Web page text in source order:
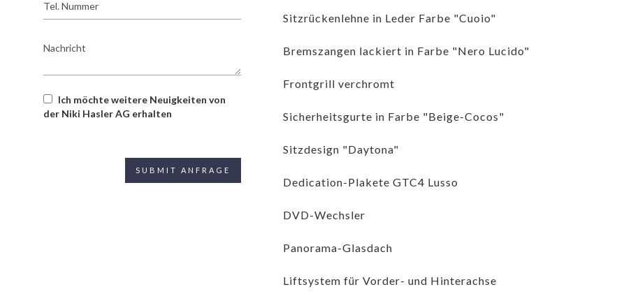
Nummer
Ich möchte weitere Neuigkeiten von
der Niki Hasler AG erhalten
Sitzrückenlehne in Leder Farbe "Cuoio"
Bremszangen lackiert in Farbe "Nero Lucido"
Frontgrill verchromt
Sicherheitsgurte in Farbe "Beige-Cocos"
Sitzdesign "Daytona"
Dedication-Plakete GTC4 Lusso
DVD-Wechsler
Panorama-Glasdach
Liftsystem für Vorder- und Hinterachse